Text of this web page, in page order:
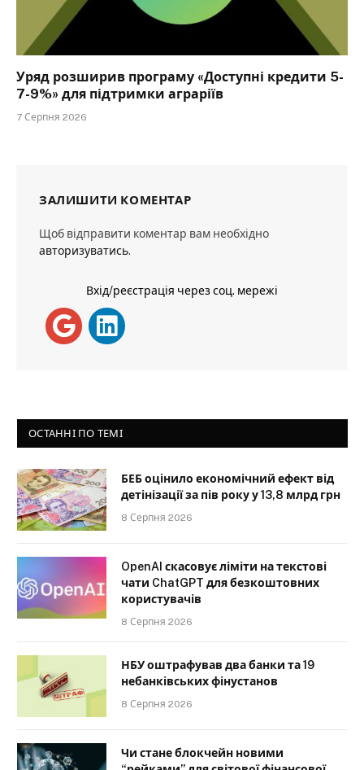
Уряд розширив програму «Доступні кредити 5-
7-9%» для підтримки аграріїв
7 Серпня 2026
ЗАЛИШИТИ КОМЕНТАР
Щоб відправити коментар вам необхідно
авторизуватись.
Вхід/реєстрація через соц. мережі
ОСТАННІ ПО ТЕМІ
БЕБ оцінило економічний ефект від
детінізації за пів року у 13,8 млрд грн
8 Серпня 2026
OpenAI скасовує ліміти на текстові
чати ChatGPT для безкоштовних
користувачів
8 Серпня 2026
НБУ оштрафував два банки та 19
небанківських фінустанов
8 Серпня 2026
Чи стане блокчейн новими